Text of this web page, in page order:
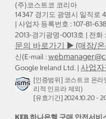
(주)코스트코 코리아
14347 경기도 광명시 일직로
| 사업자 등록번호 : 107-81-
2013-경기광명-0013호 | 전
문의 바로가기 ▶ (매장/
신(E-mail :
Google Ireland Ltd. | 사업
[인증범위] 코스트코 온
리적 인프라 제외)
[유효기간] 2024.10.20 -
KEB 하나은행 구매 안전서비